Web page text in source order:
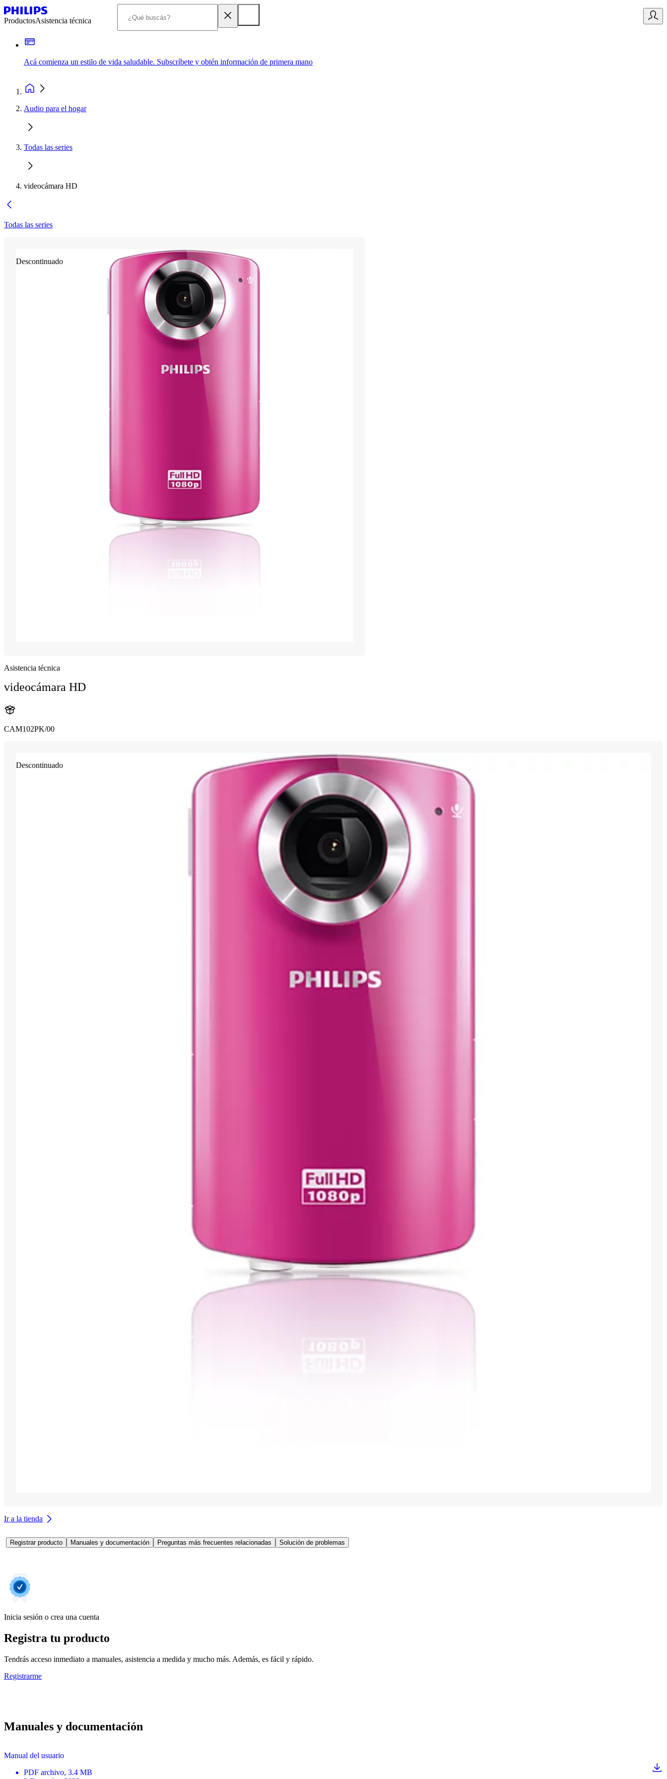
ProductosAsistencia técnica
Acá comienza un estilo de vida saludable. Subscríbete y obtén información de primera mano
Audio para el hogar
Todas las series
videocámara HD
Todas las series
Descontinuado
Asistencia técnica
videocámara HD
CAM102PK/00
Descontinuado
Ir a la tienda
Registrar producto Manuales y documentación Preguntas más frecuentes relacionadas Solución de problemas
Inicia sesión o crea una cuenta
Registra tu producto
Tendrás acceso inmediato a manuales, asistencia a medida y mucho más. Además, es fácil y rápido.
Registrarme
Manuales y documentación
Manual del usuario
PDF archivo, 3.4 MB